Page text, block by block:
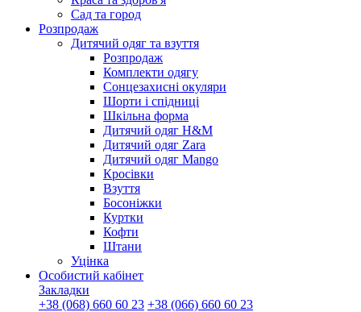
Сад та город
Розпродаж
Дитячий одяг та взуття
Розпродаж
Комплекти одягу
Сонцезахисні окуляри
Шорти і спідниці
Шкільна форма
Дитячий одяг H&M
Дитячий одяг Zara
Дитячий одяг Mango
Кросівки
Взуття
Босоніжки
Куртки
Кофти
Штани
Уцінка
Особистий кабінет
Закладки
+38 (068) 660 60 23 +38 (066) 660 60 23